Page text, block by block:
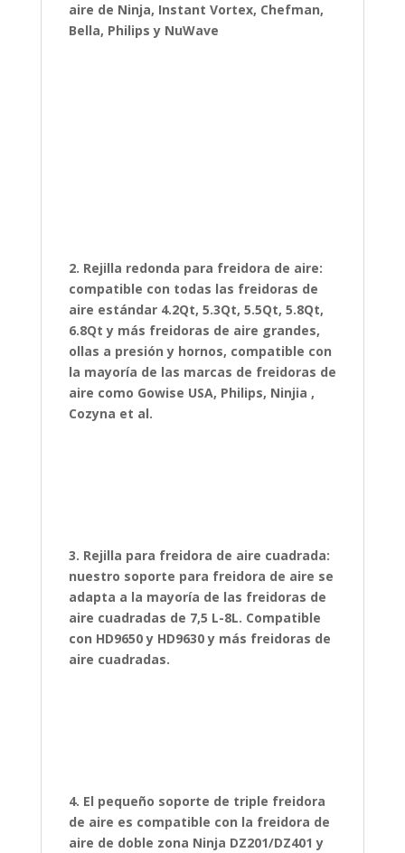
aire de Ninja, Instant Vortex, Chefman,
Bella, Philips y NuWave
2. Rejilla redonda para freidora de aire:
compatible con todas las freidoras de
aire estándar 4.2Qt, 5.3Qt, 5.5Qt, 5.8Qt,
6.8Qt y más freidoras de aire grandes,
ollas a presión y hornos, compatible con
la mayoría de las marcas de freidoras de
aire como Gowise USA, Philips, Ninjia ,
Cozyna et al.
3. Rejilla para freidora de aire cuadrada:
nuestro soporte para freidora de aire se
adapta a la mayoría de las freidoras de
aire cuadradas de 7,5 L-8L. Compatible
con HD9650 y HD9630 y más freidoras de
aire cuadradas.
4. El pequeño soporte de triple freidora
de aire es compatible con la freidora de
aire de doble zona Ninja DZ201/DZ401 y